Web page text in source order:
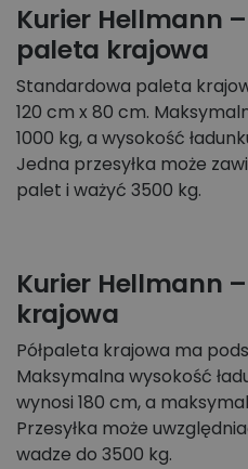
Kurier Hellmann
paleta krajowa
Standardowa paleta
120 cm x 80 cm.
1000 kg, a wysokość
Jedna przesyłka może
palet i ważyć 3500 kg.
Kurier Hellmann
krajowa
Półpaleta krajowa ma
Maksymalna wysokość
wynosi 180 cm, a
Przesyłka może
wadze do 3500 kg.